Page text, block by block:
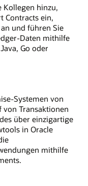
Kollegen hinzu,
Contracts ein,
und führen Sie
Daten mithilfe
Go oder
Systemen von
Transaktionen
über einzigartige
in Oracle
mithilfe